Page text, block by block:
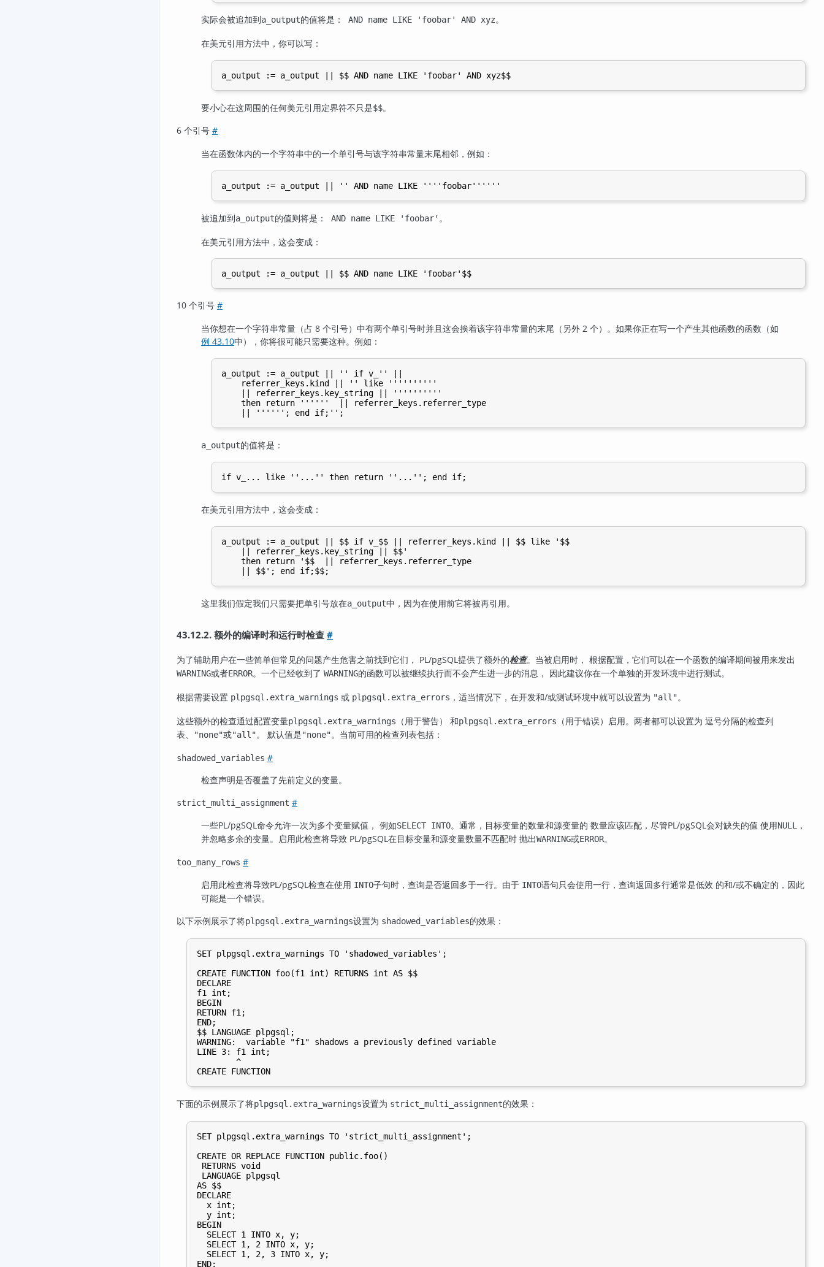
实际会被追加到a_output的值将是： AND name LIKE 'foobar' AND xyz。
在美元引用方法中，你可以写：
要小心在这周围的任何美元引用定界符不只是$$。
6 个引号 #
当在函数体内的一个字符串中的一个单引号与该字符串常量末尾相邻，例如：
被追加到a_output的值则将是： AND name LIKE 'foobar' 。
在美元引用方法中，这会变成：
10 个引号 #
当你想在一个字符串常量（占 8 个引号）中有两个单引号时并且这会挨着该字符串常量的末尾（另外 2 个）。如果你正在写一个产生其他函数的函数（如
例 43.10中），你将很可能只需要这种。例如：
a_output := a_output || '' if v_'' ||
    referrer_keys.kind || '' like ''''''''''
    || referrer_keys.key_string || ''''''''''
    then return ''''''  || referrer_keys.referrer_type
a_output的值将是：
在美元引用方法中，这会变成：
a_output := a_output || $$ if v_$$ || referrer_keys.kind || $$ like '$$
    || referrer_keys.key_string || $$'
    then return '$$  || referrer_keys.referrer_type
这里我们假定我们只需要把单引号放在a_output中，因为在使用前它将被再引用。
43.12.2. 额外的编译时和运行时检查#
为了辅助用户在一些简单但常见的问题产生危害之前找到它们， PL/pgSQL提供了额外的检查。当被启用时， 根据配置，它们可以在一个函数的编译期间被用来发出
WARNING或者ERROR。一个已经收到了 WARNING的函数可以被继续执行而不会产生进一步的消息， 因此建议你在一个单独的开发环境中进行测试。
根据需要设置 plpgsql.extra_warnings 或 plpgsql.extra_errors ，适当情况下，在开发和/或测试环境中就可以设置为 "all"。
这些额外的检查通过配置变量plpgsql.extra_warnings （用于警告） 和plpgsql.extra_errors
（用于错误）启用。两者都可以设置为 逗号分隔的检查列
表、
"none"或"all"。 默认值是"none"。当前可用的检查列表包括：
shadowed_variables #
检查声明是否覆盖了先前定义的变量。
strict_multi_assignment #
一些PL/pgSQL命令允许一次为多个变量赋值， 例如SELECT INTO。通常，目标变量的数量和源变量的 数量应该匹配，尽管PL/pgSQL会对缺失的值 使用NULL
，
并忽略多余的变量。启用此检查将导致 PL/pgSQL在目标变量和源变量数量不匹配时 抛出WARNING或ERROR。
too_many_rows #
启用此检查将导致PL/pgSQL 检查在使用 INTO子句时，查询是否返回多于一行。由于 INTO语句只会使用一行，查询返回多行通常是低效 的和/或不确定的，因此
可能是一个错误。
以下示例展示了将plpgsql.extra_warnings设置为 shadowed_variables的效果：
SET plpgsql.extra_warnings TO 'shadowed_variables';
CREATE FUNCTION foo(f1 int) RETURNS int AS $$
DECLARE
f1 int;
BEGIN
RETURN f1;
END;
$$ LANGUAGE plpgsql;
WARNING:  variable "f1" shadows a previously defined variable
LINE 3: f1 int;
        ^
下面的示例展示了将plpgsql.extra_warnings设置为 strict_multi_assignment的效果：
SET plpgsql.extra_warnings TO 'strict_multi_assignment';
CREATE OR REPLACE FUNCTION public.foo()
RETURNS void
LANGUAGE plpgsql
AS $$
DECLARE
  x int;
  y int;
BEGIN
  SELECT 1 INTO x, y;
  SELECT 1, 2 INTO x, y;
  SELECT 1, 2, 3 INTO x, y;
END;